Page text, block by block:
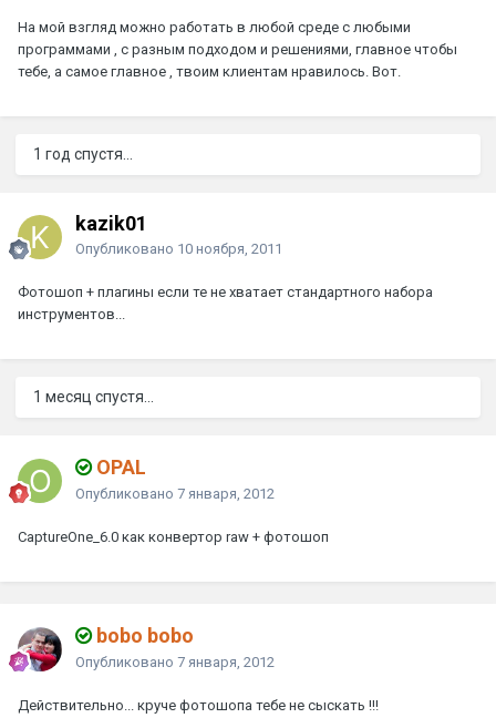
На мой взгляд можно работать в любой среде с любыми
программами , с разным подходом и решениями, главное чтобы
тебе, а самое главное , твоим клиентам нравилось. Вот.
1 год спустя...
kazik01
Опубликовано 10 ноября, 2011
Фотошоп + плагины если те не хватает стандартного набора
инструментов...
1 месяц спустя...
OPAL
Опубликовано 7 января, 2012
CaptureOne_6.0 как конвертор raw + фотошоп
bobo bobo
Опубликовано 7 января, 2012
Действительно... круче фотошопа тебе не сыскать !!!